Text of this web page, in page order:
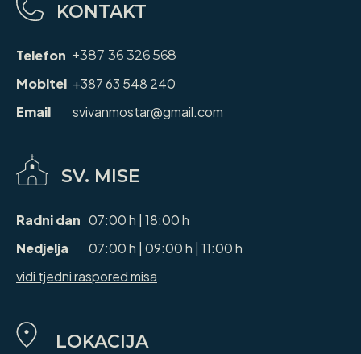
KONTAKT
Telefon +387 36 326 568
Mobitel +387 63 548 240
Email
svivanmostar@gmail.com
SV. MISE
Radni dan 07:00 h | 18:00 h
Nedjelja
07:00 h | 09:00 h | 11:00 h
vidi tjedni raspored misa
LOKACIJA